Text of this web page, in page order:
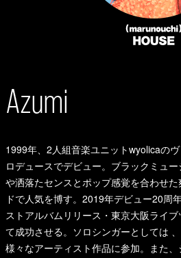
1999年、2人組音楽ユニットwyolicaの
ロデュースでデビュー。ブラックミュ
や洒落たセンスとポップ感覚を合わせ
ドで人気を博す。2019年デビュー20周
ストアルバムリリース・東京大阪ライ
て成功させる。ソロシンガーとしては
様々なアーティスト作品に参加。また